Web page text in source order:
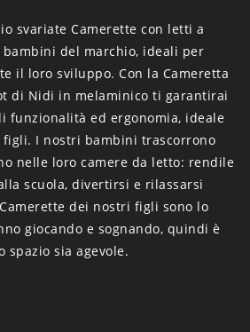
svariate Camerette con letti a
del marchio, ideali per
il loro sviluppo. Con la Cameretta
di Nidi in melaminico ti garantirai
funzionalità ed ergonomia, ideale
I nostri bambini trascorrono
nelle loro camere da letto: rendile
scuola, divertirsi e rilassarsi
dei nostri figli sono lo
giocando e sognando, quindi è
spazio sia agevole.